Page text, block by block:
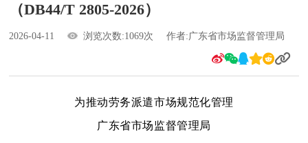
（DB44/T 2805-2026）
2026-04-11 浏览次数:1069次 作者:广东省市场监督管理局
为推动劳务派遣市场规范化管理
广东省市场监督管理局